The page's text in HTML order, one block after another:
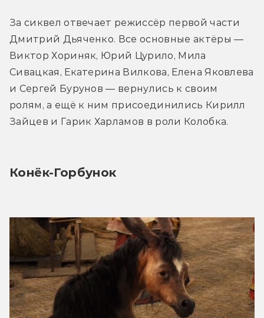
За сиквел отвечает режиссёр первой части
Дмитрий Дьяченко. Все основные актёры —
Виктор Хориняк, Юрий Цурило, Мила
Сивацкая, Екатерина Вилкова, Елена Яковлева
и Сергей Бурунов — вернулись к своим
ролям, а ещё к ним присоединились Кирилл
Зайцев и Гарик Харламов в роли Колобка.
Конёк-Горбунок